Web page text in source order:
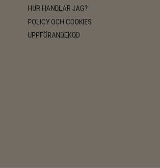
HUR HANDLAR JAG?
POLICY OCH COOKIES
UPPFÖRANDEKOD